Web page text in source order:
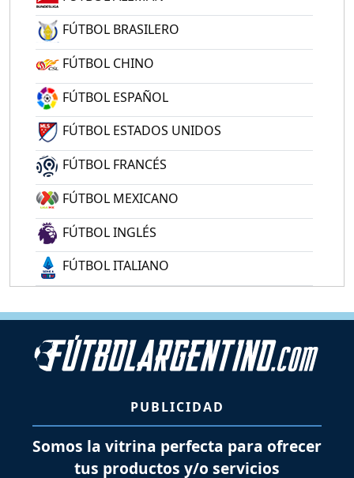
FÚTBOL BRASILERO
FÚTBOL CHINO
FÚTBOL ESPAÑOL
FÚTBOL ESTADOS UNIDOS
FÚTBOL FRANCÉS
FÚTBOL MEXICANO
FÚTBOL INGLÉS
FÚTBOL ITALIANO
PUBLICIDAD
Somos la vitrina perfecta para ofrecer
tus productos y/o servicios